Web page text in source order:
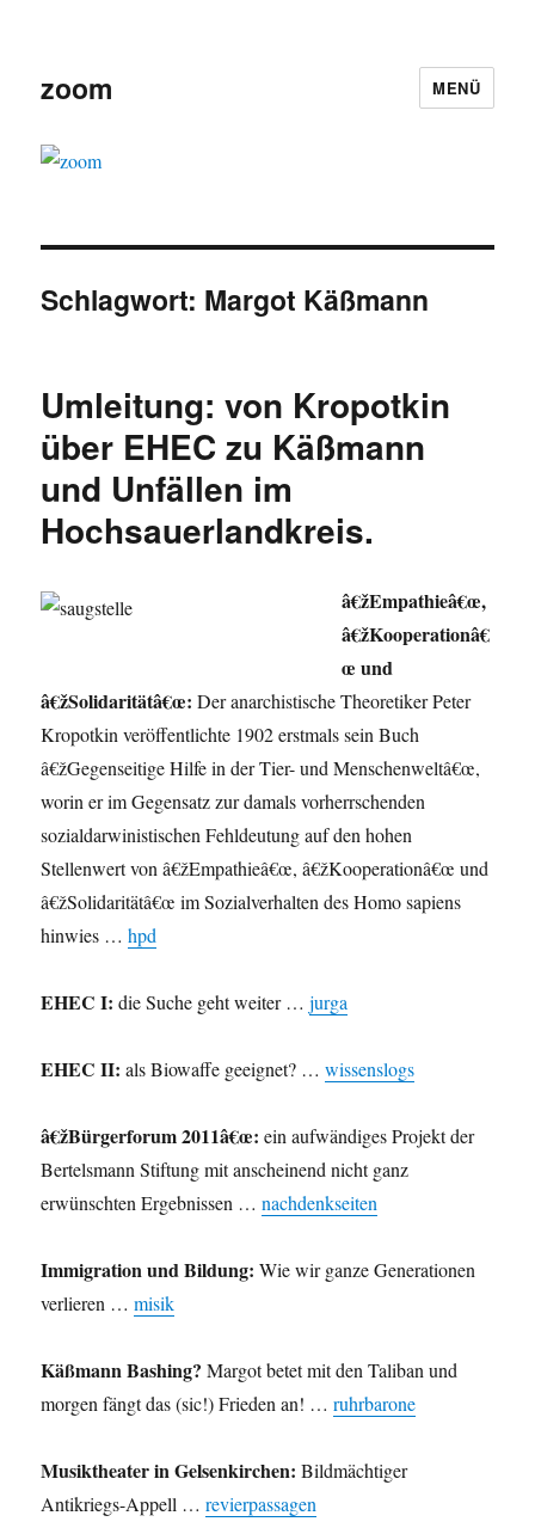
zoom MENÜ
Schlagwort: Margot Käßmann
Umleitung: von Kropotkin
über EHEC zu Käßmann
und Unfällen im
Hochsauerlandkreis.
â€žEmpathieâ€œ,
â€žKooperationâ€
œ und
â€žSolidaritätâ€œ: Der anarchistische Theoretiker Peter
Kropotkin veröffentlichte 1902 erstmals sein Buch
â€žGegenseitige Hilfe in der Tier- und Menschenweltâ€œ,
worin er im Gegensatz zur damals vorherrschenden
sozialdarwinistischen Fehldeutung auf den hohen
Stellenwert von â€žEmpathieâ€œ, â€žKooperationâ€œ und
â€žSolidaritätâ€œ im Sozialverhalten des Homo sapiens
hinwies …hpd
EHEC I:die Suche geht weiter …jurga
EHEC II: als Biowaffe geeignet? …wissenslogs
â€žBürgerforum 2011â€œ: ein aufwändiges Projekt der
Bertelsmann Stiftung mit anscheinend nicht ganz
erwünschten Ergebnissen …nachdenkseiten
Immigration und Bildung: Wie wir ganze Generationen
verlieren …misik
Käßmann Bashing? Margot betet mit den Taliban und
morgen fängt das (sic!) Frieden an! …ruhrbarone
Musiktheater in Gelsenkirchen: Bildmächtiger
Antikriegs-Appell …revierpassagen